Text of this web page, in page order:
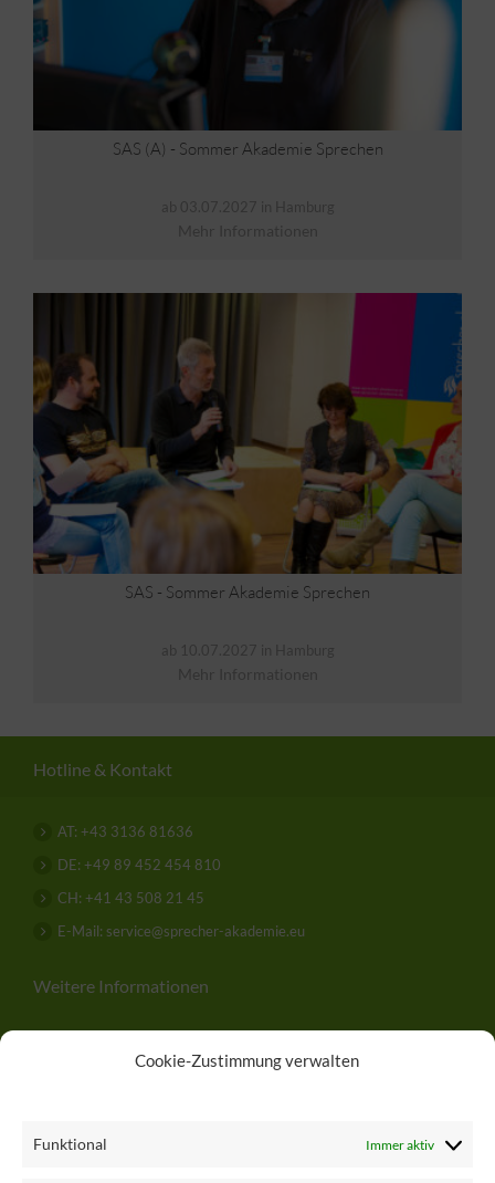
Cookie-Zustimmung verwalten
Funktional Immer aktiv
SAS (A) - Sommer Akademie Sprechen
ab 03.07.2027 in Hamburg
Mehr Informationen
SAS - Sommer Akademie Sprechen
ab 10.07.2027 in Hamburg
Mehr Informationen
Hotline & Kontakt
AT: +43 3136 81636
DE: +49 89 452 454 810
CH: +41 43 508 21 45
E-Mail: service@sprecher-akademie.eu
Weitere Informationen
Impressum & Datenschutz